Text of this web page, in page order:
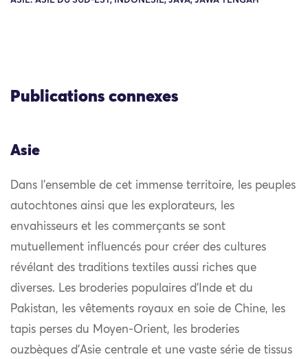
Publications connexes
Asie
Dans l’ensemble de cet immense territoire, les peuples
autochtones ainsi que les explorateurs, les
envahisseurs et les commerçants se sont
mutuellement influencés pour créer des cultures
révélant des traditions textiles aussi riches que
diverses. Les broderies populaires d’Inde et du
Pakistan, les vêtements royaux en soie de Chine, les
tapis perses du Moyen-Orient, les broderies
ouzbèques d’Asie centrale et une vaste série de tissus